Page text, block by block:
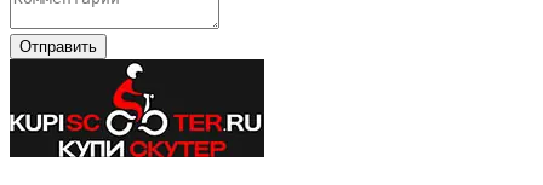
Отправить